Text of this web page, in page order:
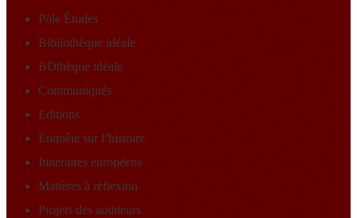
Pôle Études
Bibliothèque idéale
BDthèque idéale
Communiqués
Editions
Enquête sur l’histoire
Itineraires européens
Matières à réflexion
Projets des auditeurs